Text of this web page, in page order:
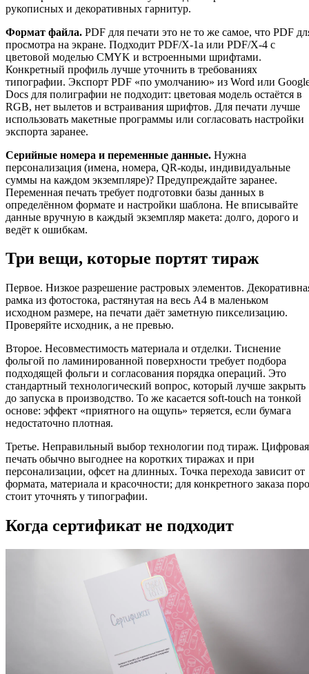
рукописных и декоративных гарнитур.
Формат файла. PDF для печати это не то же самое, что PDF
просмотра на экране. Подходит PDF/X-1a или PDF/X-4 с
цветовой моделью CMYK и встроенными шрифтами.
Конкретный профиль лучше уточнить в требованиях
типографии. Экспорт PDF «по умолчанию» из Word или
Docs для полиграфии не подходит: цветовая модель остаётся в
RGB, нет вылетов и встраивания шрифтов. Для печати лучше
использовать макетные программы или согласовать настройки
экспорта заранее.
Серийные номера и переменные данные. Нужна
персонализация (имена, номера, QR-коды, индивидуальные
суммы на каждом экземпляре)? Предупреждайте заранее.
Переменная печать требует подготовки базы данных в
определённом формате и настройки шаблона. Не вписывайте
данные вручную в каждый экземпляр макета: долго, дорого и
ведёт к ошибкам.
Три вещи, которые портят тираж
Первое. Низкое разрешение растровых элементов.
рамка из фотостока, растянутая на весь А4 в маленьком
исходном размере, на печати даёт заметную пикселизацию.
Проверяйте исходник, а не превью.
Второе. Несовместимость материала и отделки. Тиснение
фольгой по ламинированной поверхности требует подбора
подходящей фольги и согласования порядка операций. Это
стандартный технологический вопрос, который лучше закрыть
до запуска в производство. То же касается soft-touch на тонкой
основе: эффект «приятного на ощупь» теряется, если бумага
недостаточно плотная.
Третье. Неправильный выбор технологии под тираж. Цифровая
печать обычно выгоднее на коротких тиражах и при
персонализации, офсет на длинных. Точка перехода зависит от
формата, материала и красочности; для конкретного заказа
стоит уточнять у типографии.
Когда сертификат не подходит